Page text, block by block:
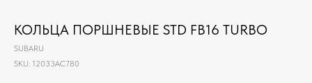
КОЛЬЦА ПОРШНЕВЫЕ STD FB16 TURBO
SUBARU
SKU: 12033AC780